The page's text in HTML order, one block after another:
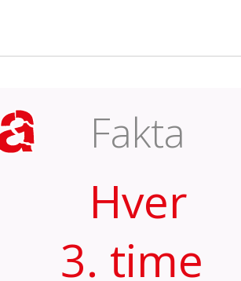
Fakta
Hver
3. time